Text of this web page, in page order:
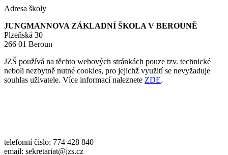
Adresa školy
JUNGMANNOVA ZÁKLADNÍ ŠKOLA V BEROUNĚ
Plzeňská 30
266 01 Beroun
JZŠ používá na těchto webových stránkách pouze tzv. technické
neboli nezbytně nutné cookies, pro jejichž využití se nevyžaduje
souhlas uživatele. Více informací naleznete ZDE.
telefonní číslo: 774 428 840
email: sekretariat@jzs.cz